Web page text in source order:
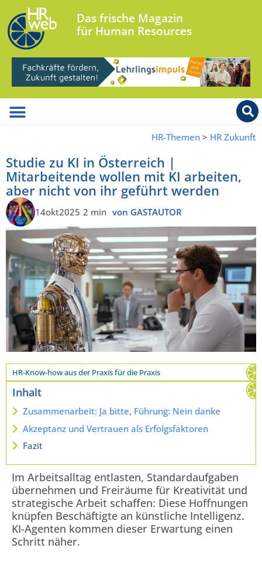
Das frische Magazin
für Human Resources
HR-Themen > HR Zukunft
Studie zu KI in Österreich |
Mitarbeitende wollen mit KI arbeiten,
aber nicht von ihr geführt werden
14okt2025 2 min von GASTAUTOR
HR-Know-how aus der Praxis für die Praxis
Inhalt
Zusammenarbeit: Ja bitte, Führung: Nein danke
Akzeptanz und Vertrauen als Erfolgsfaktoren
Fazit
Im Arbeitsalltag entlasten, Standardaufgaben
übernehmen und Freiräume für Kreativität und
strategische Arbeit schaffen: Diese Hoffnungen
knüpfen Beschäftigte an künstliche Intelligenz.
KI-Agenten kommen dieser Erwartung einen
Schritt näher.